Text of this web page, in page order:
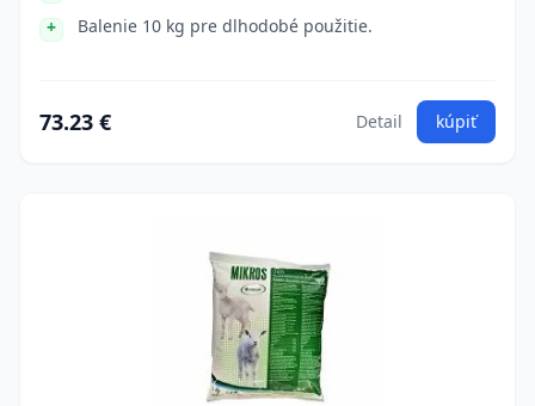
Balenie 10 kg pre dlhodobé použitie.
73.23 € Detail kúpiť